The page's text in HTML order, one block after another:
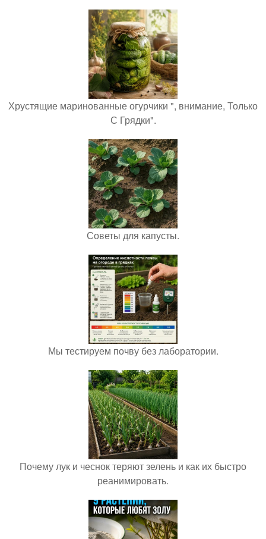
Хрустящие маринованные огурчики ", внимание, Только
С Грядки".
Советы для капусты.
Мы тестируем почву без лаборатории.
Почему лук и чеснок теряют зелень и как их быстро
реанимировать.